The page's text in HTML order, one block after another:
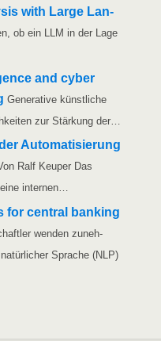
with Lar­ge Lan­
ob ein LLM in der Lage
and cyber
Gene­ra­ti­ve künst­li­che
zur Stär­kung der…
Auto­ma­ti­sie­rung
Ralf Keu­per Das
internen…
for cen­tral ban­king
wen­den zuneh­
Spra­che (NLP)